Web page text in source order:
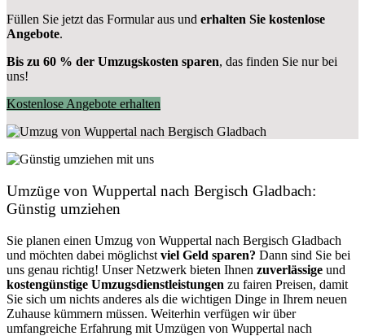
Füllen Sie jetzt das Formular aus und erhalten Sie kostenlose
Angebote.
Bis zu 60 % der Umzugskosten sparen, das finden Sie nur bei
uns!
Kostenlose Angebote erhalten
Umzüge von Wuppertal nach Bergisch Gladbach:
Günstig umziehen
Sie planen einen Umzug von Wuppertal nach Bergisch Gladbach
und möchten dabei möglichst viel Geld sparen? Dann sind Sie bei
uns genau richtig! Unser Netzwerk bieten Ihnen zuverlässige und
kostengünstige Umzugsdienstleistungen zu fairen Preisen, damit
Sie sich um nichts anderes als die wichtigen Dinge in Ihrem neuen
Zuhause kümmern müssen. Weiterhin verfügen wir über
umfangreiche Erfahrung mit Umzügen von Wuppertal nach